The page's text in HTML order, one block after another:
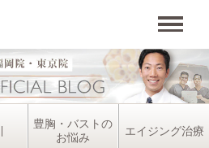
豊胸・バストの
お悩み
エイジング治療